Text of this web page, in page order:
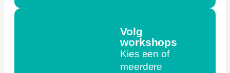
Volg
workshops
Kies een of
meerdere